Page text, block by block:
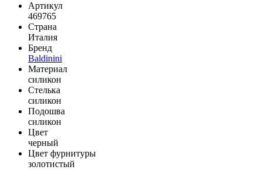
Артикул
469765
Страна
Италия
Бренд
Baldinini
Материал
силикон
Стелька
силикон
Подошва
силикон
Цвет
черный
Цвет фурнитуры
золотистый